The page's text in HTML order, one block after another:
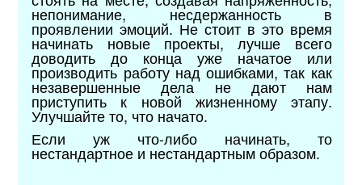
непонимание, несдержанность в
проявлении эмоций. Не стоит в это время
начинать новые проекты, лучше всего
доводить до конца уже начатое или
производить работу над ошибками, так как
незавершенные дела не дают нам
приступить к новой жизненному этапу.
Улучшайте то, что начато.
Если уж что-либо начинать, то
нестандартное и нестандартным образом.